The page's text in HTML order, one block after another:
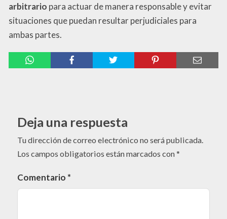
arbitrario para actuar de manera responsable y evitar
situaciones que puedan resultar perjudiciales para
ambas partes.
Deja una respuesta
Tu dirección de correo electrónico no será publicada.
Los campos obligatorios están marcados con*
Comentario *